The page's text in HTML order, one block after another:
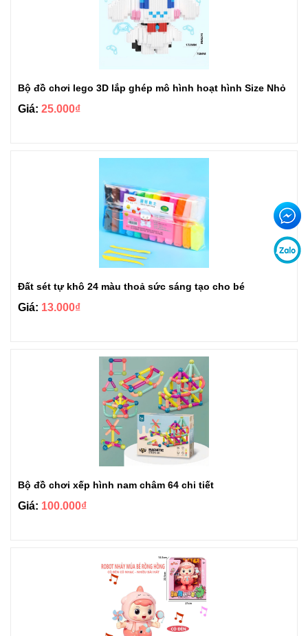
Bộ đồ chơi lego 3D lắp ghép mô hình hoạt hình Size Nhỏ
Giá: 25.000₫
Đất sét tự khô 24 màu thoả sức sáng tạo cho bé
Giá: 13.000₫
Bộ đồ chơi xếp hình nam châm 64 chi tiết
Giá: 100.000₫